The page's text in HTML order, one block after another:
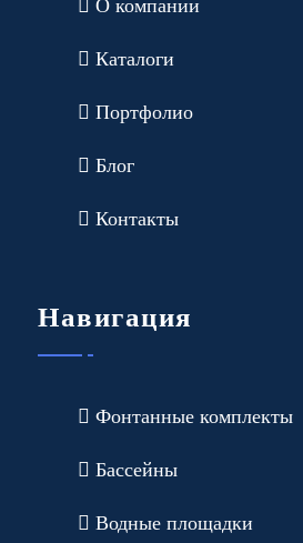
О компании
Каталоги
Портфолио
Блог
Контакты
Навигация
Фонтанные комплекты
Бассейны
Водные площадки